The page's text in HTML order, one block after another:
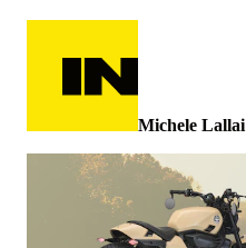
Michele Lallai